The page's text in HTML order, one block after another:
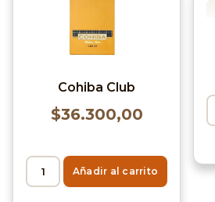
Cohiba Club
$36.300,00
Añadir al carrito